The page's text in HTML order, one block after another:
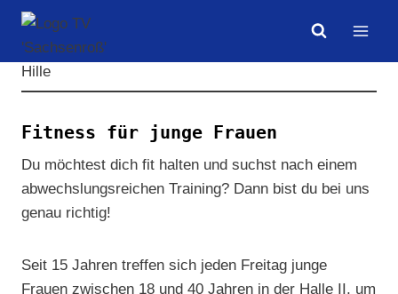
Zum
springen
Fitness für junge Frauen
Du möchtest dich fit halten und suchst nach einem
abwechslungsreichen Training? Dann bist du bei uns
genau richtig!
Seit 15 Jahren treffen sich jeden Freitag junge
Frauen zwischen 18 und 40 Jahren in der Halle II, um